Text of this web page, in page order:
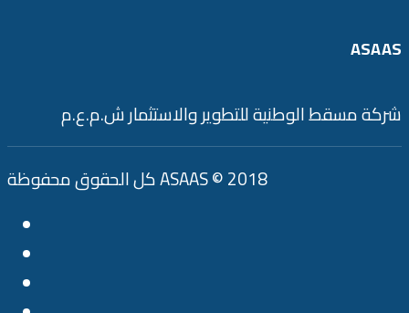
ASAAS
شركة مسقط الوطنية للتطوير والاستثمار ش.م.ع.م
كل الحقوق محفوظة ASAAS © 2018